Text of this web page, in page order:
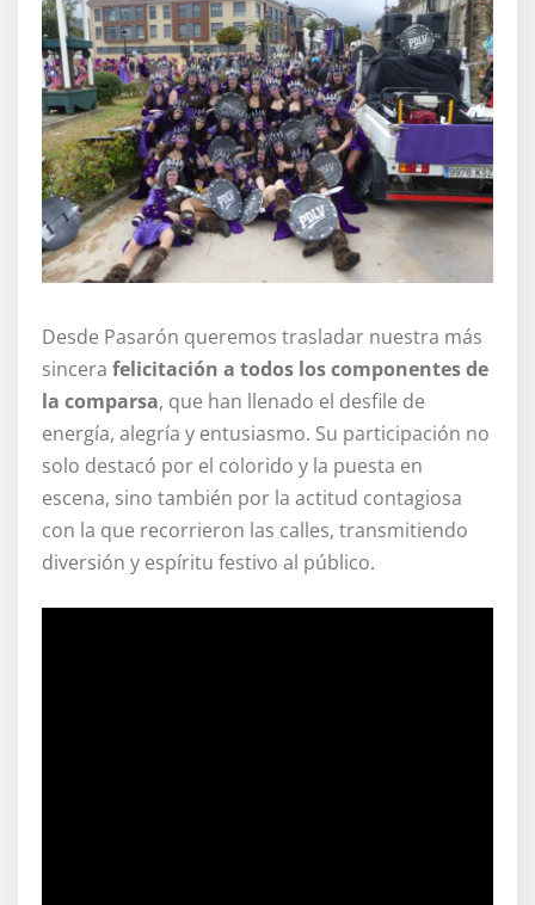
Desde Pasarón queremos trasladar nuestra más
sincera felicitación a todos los componentes de
la comparsa, que han llenado el desfile de
energía, alegría y entusiasmo. Su participación no
solo destacó por el colorido y la puesta en
escena, sino también por la actitud contagiosa
con la que recorrieron las calles, transmitiendo
diversión y espíritu festivo al público.